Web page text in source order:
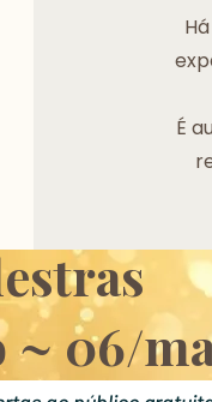
É
~ 06/